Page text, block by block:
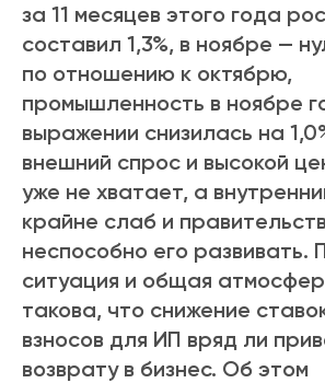
за 11 месяцев этого года
составил 1,3%, в ноябре —
по отношению к октябрю,
промышленность в ноябре
выражении снизилась на
внешний спрос и высокой
уже не хватает, а
крайне слаб и
неспособно его развивать.
ситуация и общая
такова, что снижение
взносов для ИП вряд ли
возврату в бизнес. Об этом